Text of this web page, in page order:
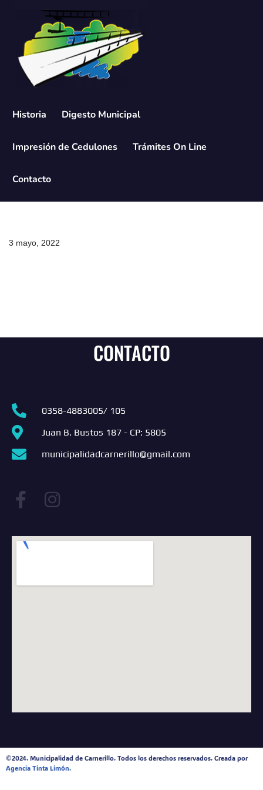
contenido
Historia Digesto Municipal
Impresión de Cedulones Trámites On Line
Contacto
3 mayo, 2022
CONTACTO
0358-4883005/ 105
Juan B. Bustos 187 - CP: 5805
municipalidadcarnerillo@gmail.com
©2024. Municipalidad de Carnerillo. Todos los derechos reservados. Creada por
Agencia Tinta Limón.